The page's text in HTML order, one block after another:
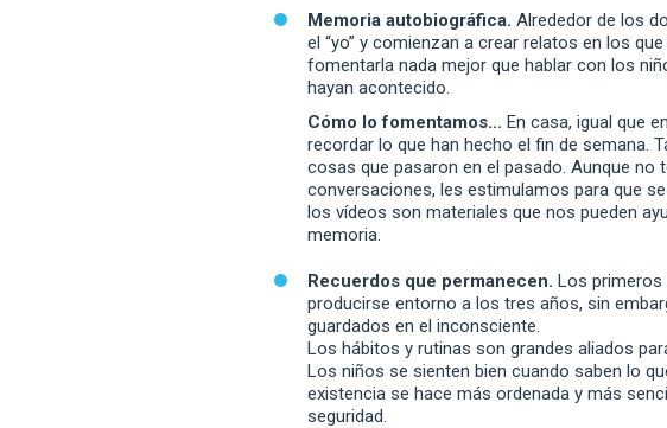
Memoria autobiográfica. Alrededor de los
el “yo” y comienzan a crear relatos en los
fomentarla nada mejor que hablar con los
hayan acontecido.
Cómo lo fomentamos… En casa, igual que
recordar lo que han hecho el fin de semana.
cosas que pasaron en el pasado. Aunque
conversaciones, les estimulamos para que
los vídeos son materiales que nos pueden
memoria.
Recuerdos que permanecen. Los primeros
producirse entorno a los tres años, sin
guardados en el inconsciente.
Los hábitos y rutinas son grandes aliados
Los niños se sienten bien cuando saben lo
existencia se hace más ordenada y más
seguridad.